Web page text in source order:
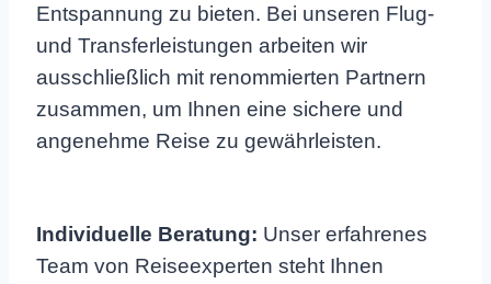
Entspannung zu bieten. Bei unseren Flug-
und Transferleistungen arbeiten wir
ausschließlich mit renommierten Partnern
zusammen, um Ihnen eine sichere und
angenehme Reise zu gewährleisten.
Individuelle Beratung: Unser erfahrenes
Team von Reiseexperten steht Ihnen